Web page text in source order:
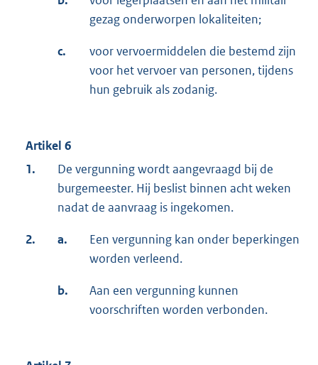
gezag onderworpen lokaliteiten;
c.
voor vervoermiddelen die bestemd zijn
voor het vervoer van personen, tijdens
hun gebruik als zodanig.
Artikel 6
1.
De vergunning wordt aangevraagd bij de
burgemeester. Hij beslist binnen acht weken
nadat de aanvraag is ingekomen.
2. a.
Een vergunning kan onder beperkingen
worden verleend.
b.
Aan een vergunning kunnen
voorschriften worden verbonden.